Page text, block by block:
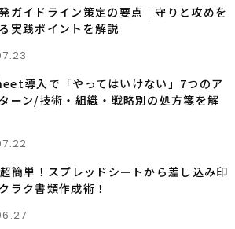
ガイドライン策定の要点｜守りと攻めを
実践ポイントを解説
導入で「やってはいけない」7つのア
ーン/技術・組織・戦略別の処方箋を解
簡単！スプレッドシートから差し込み印
ラク書類作成術！